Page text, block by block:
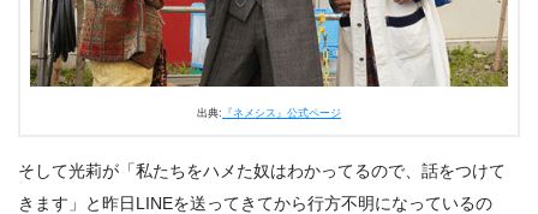
出典: 『ネメシス』公式ページ
そして光莉が「私たちをハメた奴はわかってるので、話をつけて
きます」と昨日LINEを送ってきてから行方不明になっているの